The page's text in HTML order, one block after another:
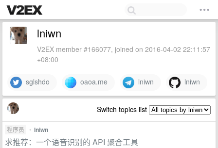
lniwn
V2EX member #166077, joined on 2016-04-02 22:11:57
+08:00
sglshdo oaoa.me lniwn lniwn
Switch topics list
程序员 • lniwn
求推荐：一个语音识别的 API 聚合工具